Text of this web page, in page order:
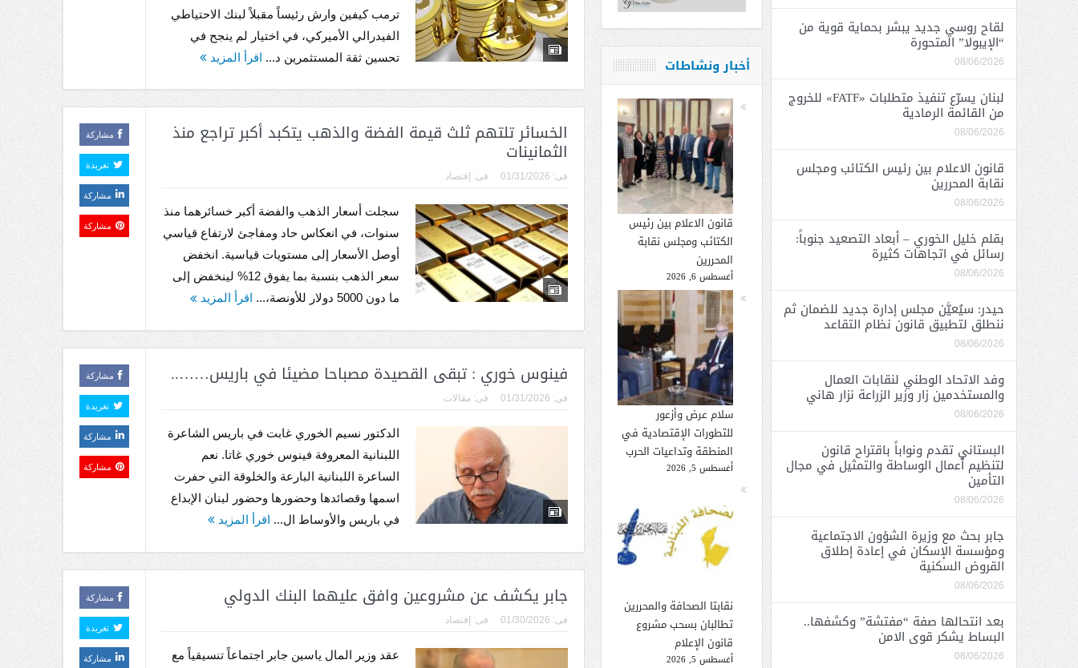
ترمب كيفين وارش رئيساً مقبلاً لبنك الاحتياطي
الفيدرالي الأميركي، في اختيار لم ينجح في
تحسين ثقة المستثمرين د... اقرأ المزيد
الخسائر تلتهم ثلث قيمة الفضة والذهب يتكبد أكبر تراجع منذ
الثمانينات
فى: 01/31/2026 فى: إقتصاد
سجلت أسعار الذهب والفضة أكبر خسائرهما منذ
سنوات، في انعكاس حاد ومفاجئ لارتفاع قياسي
أوصل الأسعار إلى مستويات قياسية. انخفض
سعر الذهب بنسبة بما يفوق 12% لينخفض إلى
ما دون 5000 دولار للأونصة،...
اقرأ المزيد
مشاركة
تغريدة
مشاركة
مشاركة
فينوس خوري : تبقى القصيدة مصباحا مضيئا في باريس……..
فى: 01/31/2026 فى:مقالات
الدكتور نسيم الخوري غابت في باريس الشاعرة
اللبنانية المعروفة فينوس خوري غاتا. نعم
الساعرة اللبنانية البارعة والخلوقة التي حفرت
اسمها وقصائدها وحضورها وحضور لبنان الإبداع
في باريس والأوساط ال... اقرأ المزيد
مشاركة
تغريدة
مشاركة
مشاركة
جابر يكشف عن مشروعين وافق عليهما البنك الدولي
فى: 01/30/2026 فى: إقتصاد
عقد وزير المال ياسين جابر اجتماعاً تنسيقياً مع
مشاركة
تغريدة
مشاركة
أخبار ونشاطات
قانون الاعلام بين رئيس
الكتائب ومجلس نقابة
المحررين
أغسطس 6, 2026
سلام عرض وأزعور
للتطورات الإقتصادية في
المنطقة وتداعيات الحرب
أغسطس 5, 2026
نقابتا الصحافة والمحررين
تطالبان بسحب مشروع
قانون الإعلام
أغسطس 5, 2026
لقاح روسي جديد يبشر بحماية قوية من
“الإيبولا” المتحورة
08/06/2026
لبنان يسرّع تنفيذ متطلبات «FATF» للخروج
من القائمة الرمادية
08/06/2026
قانون الاعلام بين رئيس الكتائب ومجلس
نقابة المحررين
08/06/2026
بقلم خليل الخوري – أبعاد التصعيد جنوباً:
رسائل في اتجاهات كثيرة
08/06/2026
حيدر: سيُعيَّن مجلس إدارة جديد للضمان ثم
ننطلق لتطبيق قانون نظام التقاعد
08/06/2026
وفد الاتحاد الوطني لنقابات العمال
والمستخدمين زار وزير الزراعة نزار هاني
08/06/2026
البستاني تقدم ونواباً باقتراح قانون
لتنظيم أعمال الوساطة والتمثيل في مجال
التأمين
08/06/2026
جابر بحث مع وزيرة الشؤون الاجتماعية
ومؤسسة الإسكان في إعادة إطلاق
القروض السكنية
08/06/2026
بعد انتحالها صفة “مفتشة” وكشفها..
البساط يشكر قوى الامن
08/06/2026